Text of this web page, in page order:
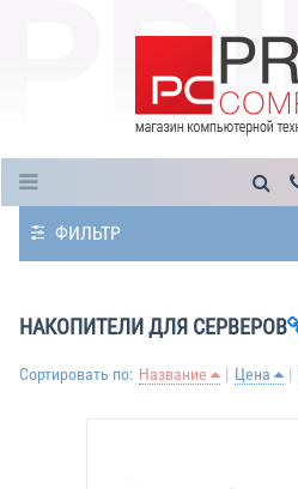
ФИЛЬТР
НАКОПИТЕЛИ ДЛЯ СЕРВЕРОВ
Сортировать по: Название Цена